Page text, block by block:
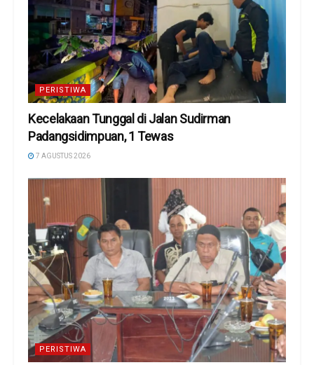
PERISTIWA
Kecelakaan Tunggal di Jalan Sudirman
Padangsidimpuan, 1 Tewas
7 AGUSTUS 2026
PERISTIWA